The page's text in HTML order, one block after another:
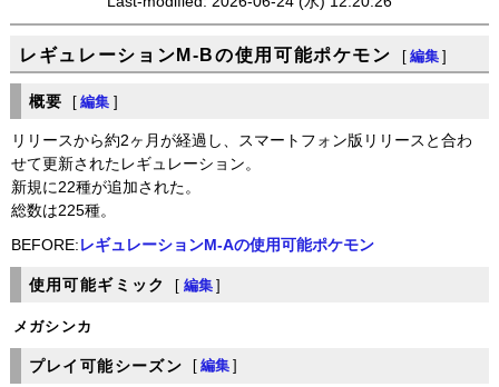
レギュレーションM-Bの使用可能ポケモン [ 編集 ]
概要 [ 編集 ]
リリースから約2ヶ月が経過し、スマートフォン版リリースと合わ
せて更新されたレギュレーション。
新規に22種が追加された。
総数は225種。
BEFORE: レギュレーションM-Aの使用可能ポケモン
使用可能ギミック [ 編集 ]
メガシンカ
プレイ可能シーズン [ 編集 ]